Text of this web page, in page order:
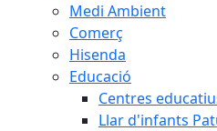
Medi Ambient
Comerç
Hisenda
Educació
Centres
Llar d'infants